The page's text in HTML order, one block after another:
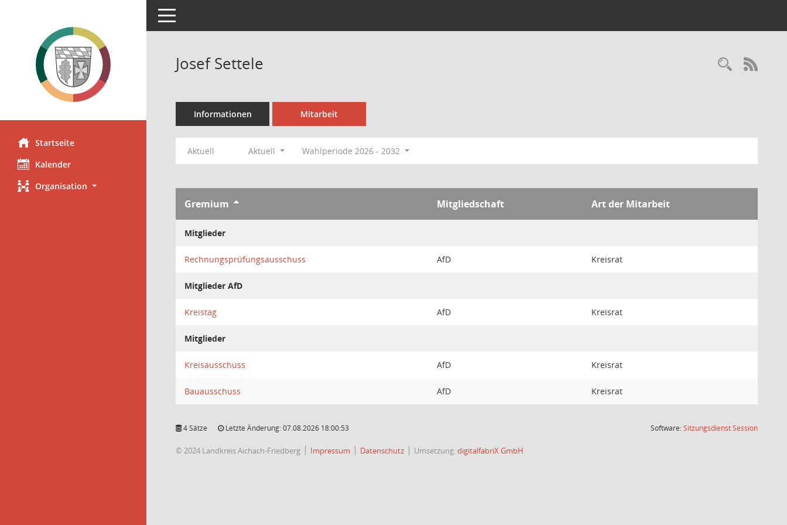
Startseite
Kalender
Organisation
Toggle navigation
Josef Settele
Informationen Mitarbeit
Aktuell Aktuell Wahlperiode 2026 - 2032
Gremium Mitgliedschaft Art der Mitarbeit
Mitglieder
Rechnungsprüfungsausschuss AfD Kreisrat
Mitglieder AfD
Kreistag AfD Kreisrat
Mitglieder
Kreisausschuss AfD Kreisrat
Bauausschuss AfD Kreisrat
4 Sätze Letzte Änderung: 07.08.2026 18:00:53 Software:SitzungsdienstSession(Wird in
© 2024 Landkreis Aichach-Friedberg Impressum Datenschutz Umsetzung:digitalfabriX GmbH